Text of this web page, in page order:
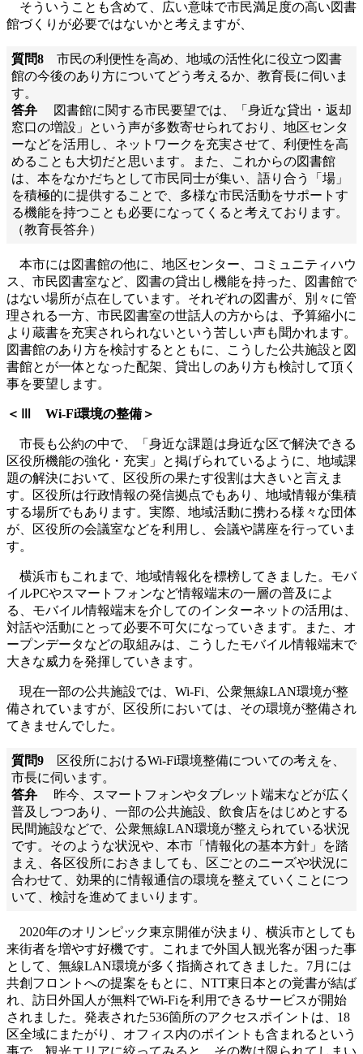
そういうことも含めて、広い意味で市民満足度の高い図書
館づくりが必要ではないかと考えますが、
質問8 市民の利便性を高め、地域の活性化に役立つ図書
館の今後のあり方についてどう考えるか、教育長に伺いま
す。
答弁
図書館に関する市民要望では、「身近な貸出・返却
窓口の増設」という声が多数寄せられており、地区センタ
ーなどを活用し、ネットワークを充実させて、利便性を高
めることも大切だと思います。また、これからの図書館
は、本をなかだちとして市民同士が集い、語り合う「場」
を積極的に提供することで、多様な市民活動をサポートす
る機能を持つことも必要になってくると考えております。
（教育長答弁）
本市には図書館の他に、地区センター、コミュニティハウ
ス、市民図書室など、図書の貸出し機能を持った、図書館で
はない場所が点在しています。それぞれの図書が、別々に管
理される一方、市民図書室の世話人の方からは、予算縮小に
より蔵書を充実されられないという苦しい声も聞かれます。
図書館のあり方を検討するとともに、こうした公共施設と図
書館とが一体となった配架、貸出しのあり方も検討して頂く
事を要望します。
＜Ⅲ Wi-Fi環境の整備＞
市長も公約の中で、「身近な課題は身近な区で解決できる
区役所機能の強化・充実」と掲げられているように、地域課
題の解決において、区役所の果たす役割は大きいと言えま
す。区役所は行政情報の発信拠点でもあり、地域情報が集積
する場所でもあります。実際、地域活動に携わる様々な団体
が、区役所の会議室などを利用し、会議や講座を行っていま
す。
横浜市もこれまで、地域情報化を標榜してきました。モバ
イルPCやスマートフォンなど情報端末の一層の普及によ
る、モバイル情報端末を介してのインターネットの活用は、
対話や活動にとって必要不可欠になっていきます。また、オ
ープンデータなどの取組みは、こうしたモバイル情報端末で
大きな威力を発揮していきます。
現在一部の公共施設では、Wi-Fi、公衆無線LAN環境が整
備されていますが、区役所においては、その環境が整備され
てきませんでした。
質問9 区役所におけるWi-Fi環境整備についての考えを、
市長に伺います。
答弁 昨今、スマートフォンやタブレット端末などが広く
普及しつつあり、一部の公共施設、飲食店をはじめとする
民間施設などで、公衆無線LAN環境が整えられている状況
です。そのような状況や、本市「情報化の基本方針」を踏
まえ、各区役所におきましても、区ごとのニーズや状況に
合わせて、効果的に情報通信の環境を整えていくことにつ
いて、検討を進めてまいります。
2020年のオリンピック東京開催が決まり、横浜市としても
来街者を増やす好機です。これまで外国人観光客が困った事
として、無線LAN環境が多く指摘されてきました。7月には
共創フロントへの提案をもとに、NTT東日本との覚書が結ば
れ、訪日外国人が無料でWi-Fiを利用できるサービスが開始
されました。発表された536箇所のアクセスポイントは、18
区全域にまたがり、オフィス内のポイントも含まれるという
事で、観光エリアに絞ってみると、その数は限られてしまい